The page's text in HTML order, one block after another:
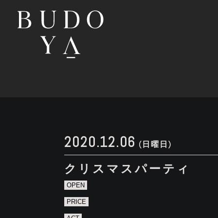
2020.12.06 (日曜日)
クリスマスパーティ
OPEN
PRICE